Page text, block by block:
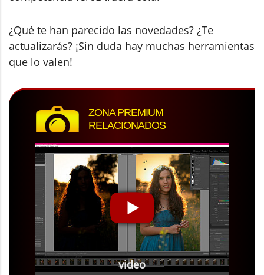
¿Qué te han parecido las novedades? ¿Te
actualizarás? ¡Sin duda hay muchas herramientas
que lo valen!
ZONA PREMIUM
RELACIONADOS
video